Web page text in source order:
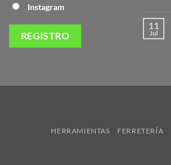
Instagram
11
Jul
HERRAMIENTAS FERRETERÍA